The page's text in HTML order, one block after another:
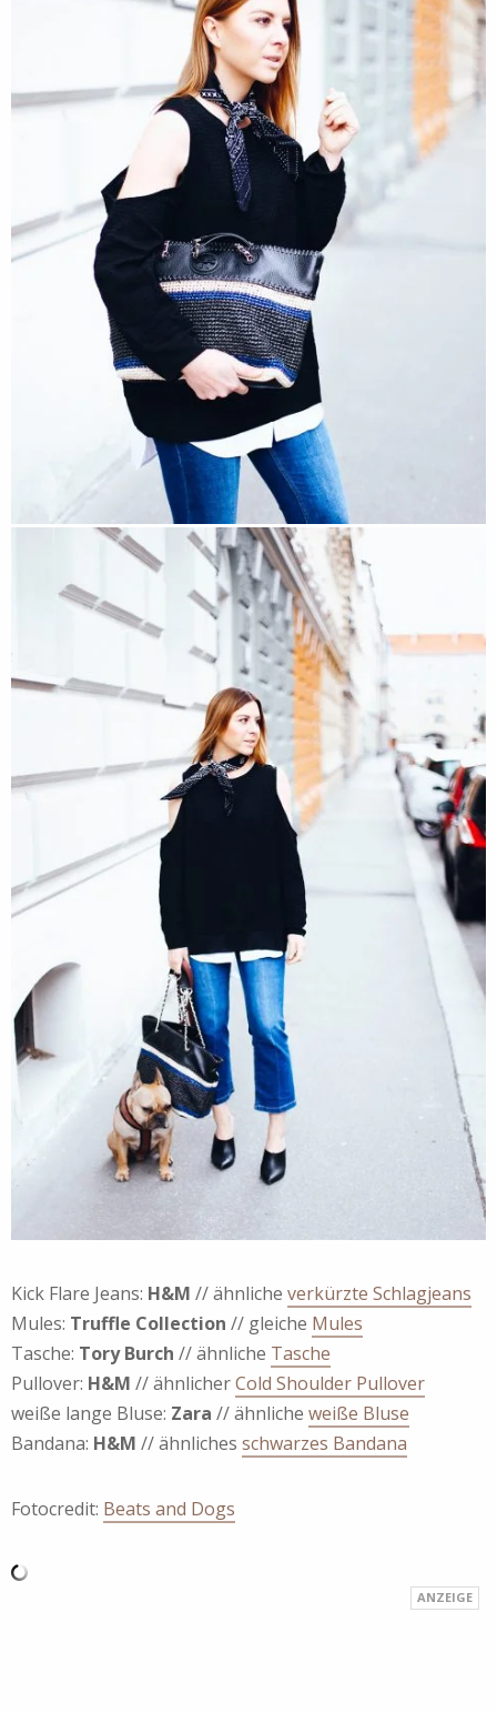
Kick Flare Jeans: H&M // ähnliche verkürzte Schlagjeans
Mules: Truffle Collection // gleiche Mules
Tasche: Tory Burch // ähnliche Tasche
Pullover: H&M // ähnlicherCold Shoulder Pullover
weiße lange Bluse: Zara // ähnliche weiße Bluse
Bandana: H&M // ähnliches schwarzes Bandana
Fotocredit: Beats and Dogs